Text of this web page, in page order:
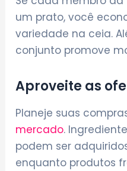
um prato, você
variedade na ceia.
conjunto promove
Aproveite as
Planeje suas
mercado.
podem ser
enquanto produtos